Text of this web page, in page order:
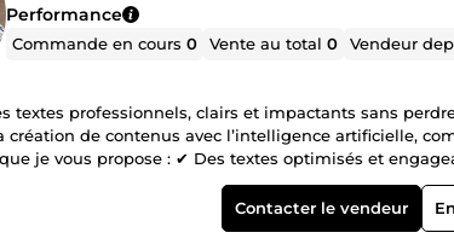
Performance
Commande en cours0 Vente au total0 Vendeur
textes professionnels, clairs et impactants sans
création de contenus avec l’intelligence artificielle,
que je vous propose : ✔ Des textes optimisés et
✔ Un rendu professionnel prêt à être utilisé 📌
sociaux Articles de blog simples CV et lettres
Respect des délais ✔ Satisfaction client prioritaire
Contacter le vendeur